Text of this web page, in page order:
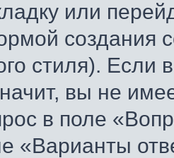
или
создания
стиля). Если
вы не
в поле
«Варианты